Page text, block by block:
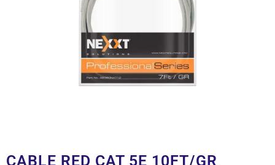
CABLE RED CAT 5E 10FT/GR